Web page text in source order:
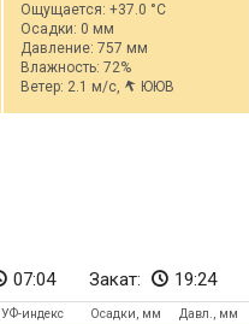
Ощущается: +37.0 °C
Осадки: 0 мм
Давление: 757 мм
Влажность: 72%
Ветер: 2.1 м/с,
ЮЮВ
07:04 Закат: 19:24
УФ-индекс Осадки, мм Давл., мм